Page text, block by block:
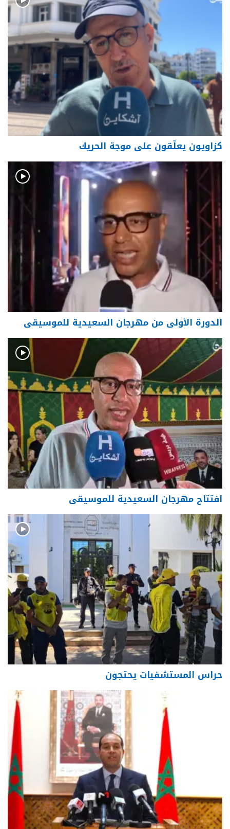
كزاويون يعلّقون على موجة الحريك
الدورة الأولى من مهرجان السعيدية للموسيقى
افتتاح مهرجان السعيدية للموسيقى
حراس المستشفيات يحتجون